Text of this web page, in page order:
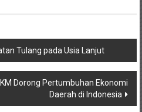
Tulang pada Usia Lanjut
Dorong Pertumbuhan Ekonomi
Daerah di Indonesia